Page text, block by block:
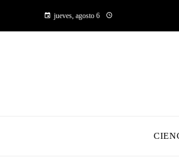
jueves, agosto 6